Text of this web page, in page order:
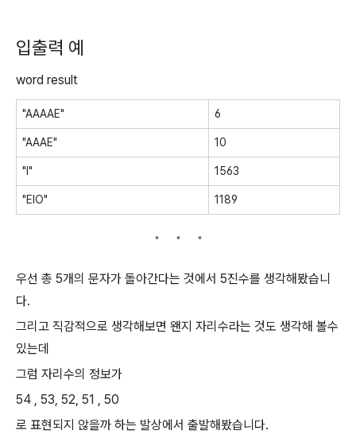
입출력 예
word result
"AAAAE" 6
"AAAE" 10
"I" 1563
"EIO" 1189
우선 총 5개의 문자가 돌아간다는 것에서 5진수를 생각해봤습니
다.
그리고 직감적으로 생각해보면 왠지 자리수라는 것도 생각해 볼수
있는데
그럼 자리수의 정보가
54 , 53, 52, 51 , 50
로 표현되지 않을까 하는 발상에서 출발해봤습니다.